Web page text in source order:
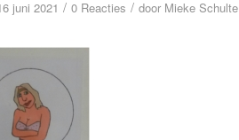
juni 2021 / 0 Reacties / door Mieke Schulte